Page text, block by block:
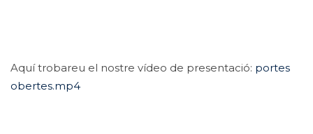
Aquí trobareu el nostre vídeo de presentació: portes
obertes.mp4